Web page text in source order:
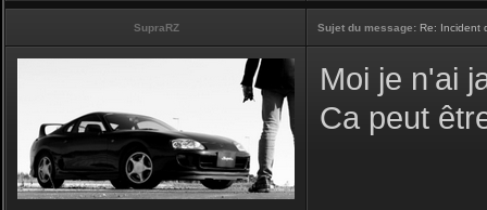
SupraRZ Sujet du message: Re: Incident
Moi je n'ai
Ca peut